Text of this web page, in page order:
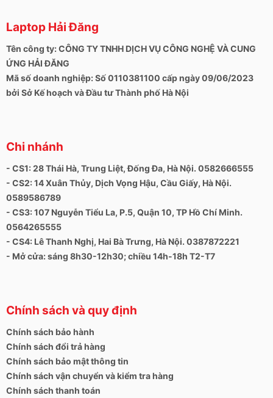
Laptop Hải Đăng
Tên công ty: CÔNG TY TNHH DỊCH VỤ CÔNG NGHỆ VÀ CUNG
ỨNG HẢI ĐĂNG
Mã số doanh nghiệp: Số 0110381100 cấp ngày 09/06/2023
bởi Sở Kế hoạch và Đầu tư Thành phố Hà Nội
Chi nhánh
- CS1: 28 Thái Hà, Trung Liệt, Đống Đa, Hà Nội. 0582666555
- CS2: 14 Xuân Thủy, Dịch Vọng Hậu, Cầu Giấy, Hà Nội.
0589586789
- CS3: 107 Nguyễn Tiểu La, P.5, Quận 10, TP Hồ Chí Minh.
0564265555
- CS4: Lê Thanh Nghị, Hai Bà Trưng, Hà Nội. 0387872221
- Mở cửa: sáng 8h30-12h30; chiều 14h-18h T2-T7
Chính sách và quy định
Chính sách bảo hành
Chính sách đổi trả hàng
Chính sách bảo mật thông tin
Chính sách vận chuyển và kiểm tra hàng
Chính sách thanh toán